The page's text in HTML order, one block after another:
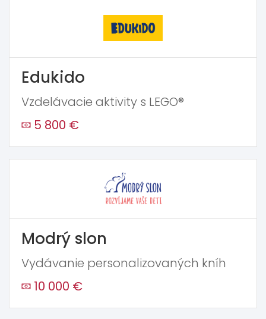
Edukido
Vzdelávacie aktivity s LEGO®
5 800 €
Modrý slon
Vydávanie personalizovaných kníh
10 000 €